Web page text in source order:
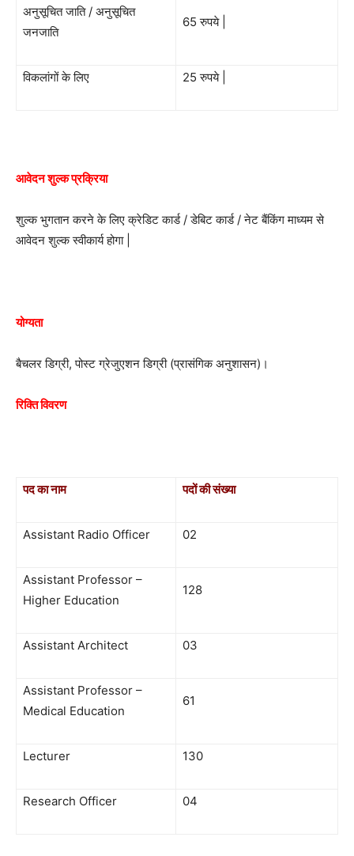
अनुसूचित जाति / अनुसूचित
जनजाति
65 रुपये |
विकलांगों के लिए 25 रुपये |
आवेदन शुल्क प्रक्रिया
शुल्क भुगतान करने के लिए क्रेडिट कार्ड / डेबिट कार्ड / नेट बैंकिंग माध्यम से
आवेदन शुल्क स्वीकार्य होगा |
योग्यता
बैचलर डिग्री, पोस्ट ग्रेजुएशन डिग्री (प्रासंगिक अनुशासन)।
रिक्ति विवरण
पद का नाम पदों की संख्या
Assistant Radio Officer 02
Assistant Professor –
Higher Education
128
Assistant Architect 03
Assistant Professor –
Medical Education
61
Lecturer 130
Research Officer 04